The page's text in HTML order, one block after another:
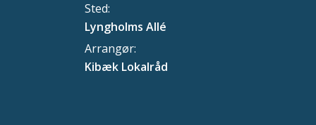
Sted:
Lyngholms Allé
Arrangør:
Kibæk Lokalråd